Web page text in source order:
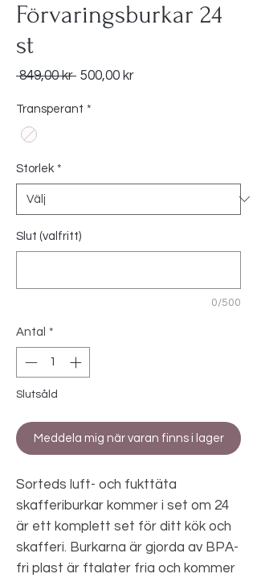
Förvaringsburkar 24
st
849,00 kr Ordinarie
500,00 krReapris
Transperant *
Storlek *
Slut (valfritt)
0/500
Antal *
Slutsåld
Meddela mig när varan finns i lager
Sorteds luft- och fukttäta
skafferiburkar kommer i set om 24
är ett komplett set för ditt kök och
skafferi. Burkarna är gjorda av BPA-
fri plast är ftalater fria och kommer